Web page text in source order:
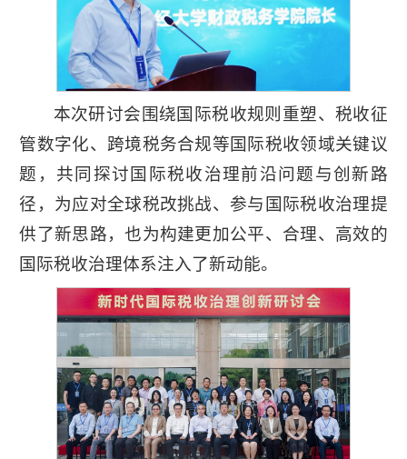
本次研讨会围绕国际税收规则重塑、税收征
管数字化、跨境税务合规等国际税收领域关键议
题，共同探讨国际税收治理前沿问题与创新路
径，为应对全球税改挑战、参与国际税收治理提
供了新思路，也为构建更加公平、合理、高效的
国际税收治理体系注入了新动能。